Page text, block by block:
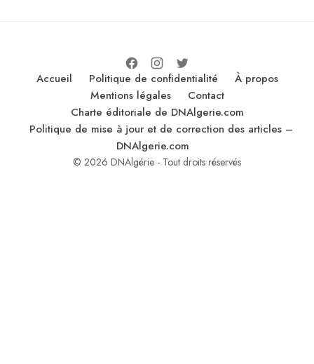
Accueil Politique de confidentialité
À propos
Mentions légales
Contact
Charte éditoriale de DNAlgerie.com
Politique de mise à jour et de correction des articles –
DNAlgerie.com
© 2026 DNAlgérie - Tout droits réservés